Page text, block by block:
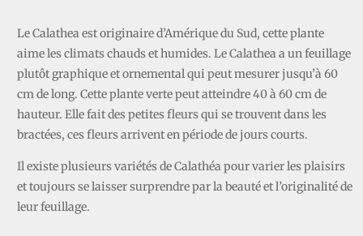
Le Calathea est originaire d’Amérique du Sud, cette plante
aime les climats chauds et humides. Le Calathea a un feuillage
plutôt graphique et ornemental qui peut mesurer jusqu’à 60
cm de long. Cette plante verte peut atteindre 40 à 60 cm de
hauteur. Elle fait des petites fleurs qui se trouvent dans les
bractées, ces fleurs arrivent en période de jours courts.
Il existe plusieurs variétés de Calathéa pour varier les plaisirs
et toujours se laisser surprendre par la beauté et l’originalité de
leur feuillage.